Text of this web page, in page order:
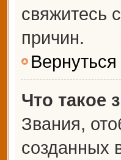
свяжитесь
причин.
Что такое
Звания,
созданных